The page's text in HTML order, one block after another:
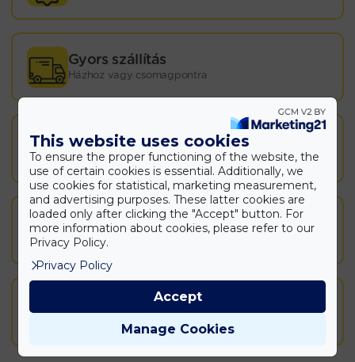
Gyors szállítás
Házhoz vagy csomagpontra
Napi akciók
Akár 70% kedvezmény
Széles választék
Folyamatosan érkező újdonságok
Egyszerű visszaküldés
This website uses cookies
To ensure the proper functioning of the website, the
use of certain cookies is essential. Additionally, we
use cookies for statistical, marketing measurement,
and advertising purposes. These latter cookies are
loaded only after clicking the "Accept" button. For
more information about cookies, please refer to our
Privacy Policy.
Privacy Policy
Manage Cookies
Accept